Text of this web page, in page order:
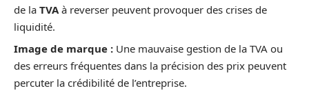
de la TVA à reverser peuvent provoquer des crises de
liquidité.
Image de marque : Une mauvaise gestion de la TVA ou
des erreurs fréquentes dans la précision des prix peuvent
percuter la crédibilité de l’entreprise.